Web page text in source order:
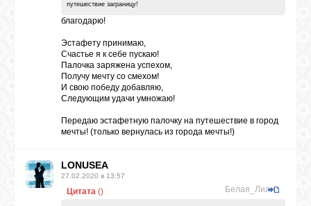
путешествие заграницу!
благодарю!
Эстафету принимаю,
Счастье я к себе пускаю!
Палочка заряжена успехом,
Получу мечту со смехом!
И свою победу добавляю,
Следующим удачи умножаю!
Передаю эстафетную палочку на путешествие в город
мечты! (только вернулась из города мечты!)
LONUSEA
27.02.2020 в 13:57
Цитата Белая_Лилия
()